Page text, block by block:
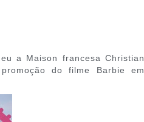
a Maison francesa Christian
do filme Barbie em